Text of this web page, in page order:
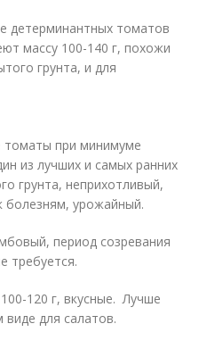
детерминантных томатов
массу 100-140 г, похожи
грунта, и для
томаты при минимуме
из лучших и самых ранних
грунта, неприхотливый,
болезням, урожайный.
период созревания
требуется.
120 г, вкусные. Лучше
виде для салатов.